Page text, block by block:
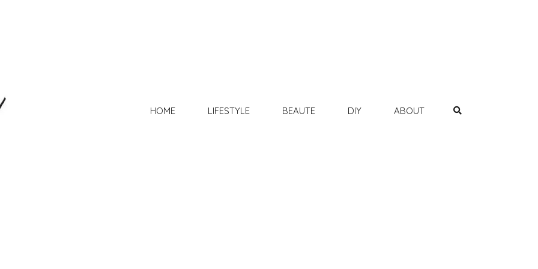
HOME LIFESTYLE BEAUTE DIY ABOUT